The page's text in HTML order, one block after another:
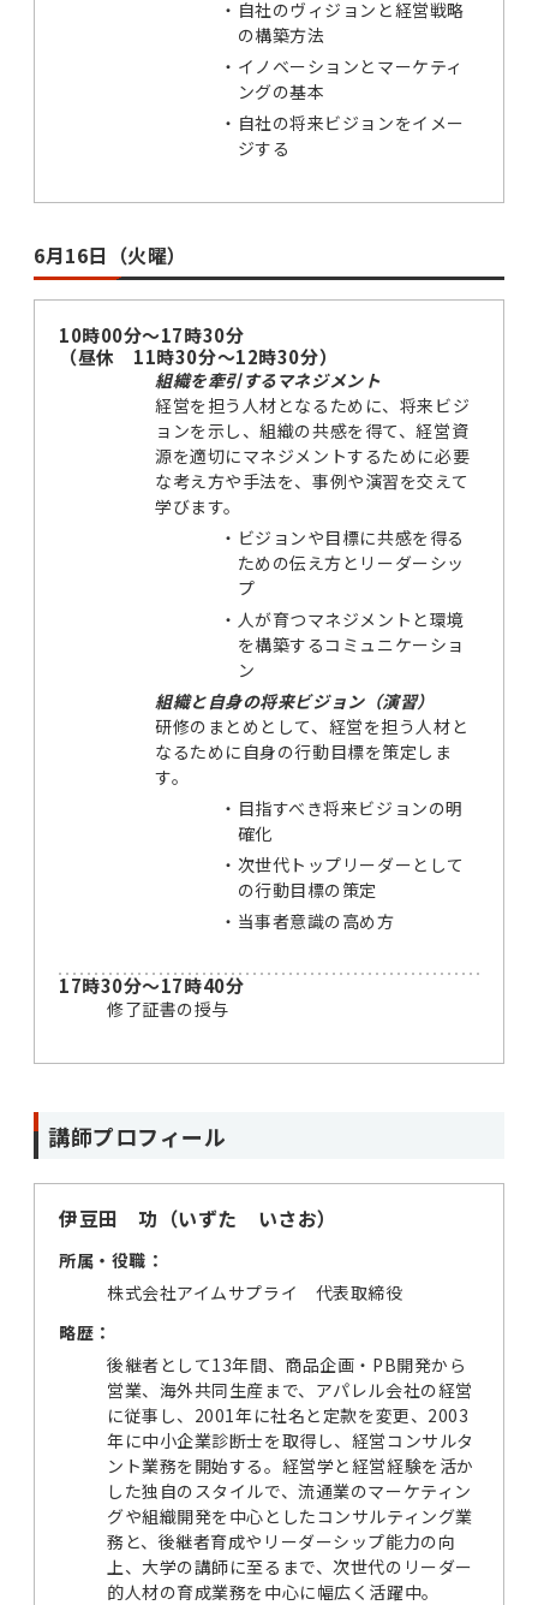
・ 自社のヴィジョンと経営戦略
の構築方法
・ イノベーションとマーケティ
ングの基本
・ 自社の将来ビジョンをイメー
ジする
6月16日（火曜）
10時00分～17時30分
（昼休 11時30分～12時30分）
組織を牽引するマネジメント
経営を担う人材となるために、将来ビジ
ョンを示し、組織の共感を得て、経営資
源を適切にマネジメントするために必要
な考え方や手法を、事例や演習を交えて
学びます。
・ ビジョンや目標に共感を得る
ための伝え方とリーダーシッ
プ
・ 人が育つマネジメントと環境
を構築するコミュニケーショ
ン
組織と自身の将来ビジョン（演習）
研修のまとめとして、経営を担う人材と
なるために自身の行動目標を策定しま
す。
・ 目指すべき将来ビジョンの明
確化
・ 次世代トップリーダーとして
の行動目標の策定
・ 当事者意識の高め方
17時30分～17時40分
修了証書の授与
講師プロフィール
伊豆田 功（いずた いさお）
所属・役職：
株式会社アイムサプライ 代表取締役
略歴：
後継者として13年間、商品企画・PB開発から
営業、海外共同生産まで、アパレル会社の経営
に従事し、2001年に社名と定款を変更、2003
年に中小企業診断士を取得し、経営コンサルタ
ント業務を開始する。経営学と経営経験を活か
した独自のスタイルで、流通業のマーケティン
グや組織開発を中心としたコンサルティング業
務と、後継者育成やリーダーシップ能力の向
上、大学の講師に至るまで、次世代のリーダー
的人材の育成業務を中心に幅広く活躍中。